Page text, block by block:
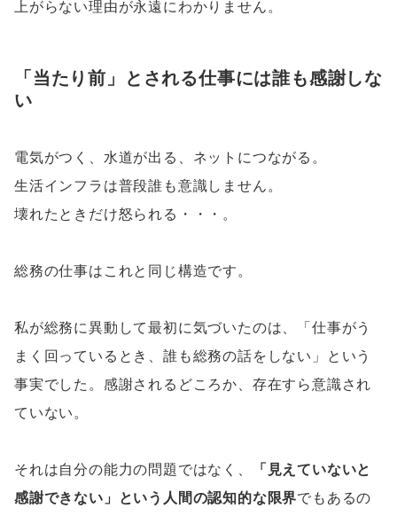
上がらない理由が永遠にわかりません。
「当たり前」とされる仕事には誰も感謝しな
い
電気がつく、水道が出る、ネットにつながる。
生活インフラは普段誰も意識しません。
壊れたときだけ怒られる・・・。
総務の仕事はこれと同じ構造です。
私が総務に異動して最初に気づいたのは、「仕事がう
まく回っているとき、誰も総務の話をしない」という
事実でした。感謝されるどころか、存在すら意識され
ていない。
それは自分の能力の問題ではなく、
「見えていないと
感謝できない」という人間の認知的な限界でもあるの